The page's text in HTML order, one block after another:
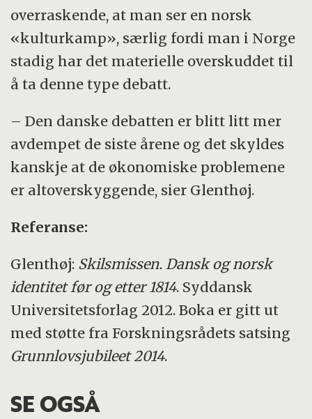
overraskende, at man ser en norsk
«kulturkamp», særlig fordi man i Norge
stadig har det materielle overskuddet til
å ta denne type debatt.
– Den danske debatten er blitt litt mer
avdempet de siste årene og det skyldes
kanskje at de økonomiske problemene
er altoverskyggende, sier Glenthøj.
Referanse:
Glenthøj: Skilsmissen. Dansk og norsk
identitet før og etter 1814. Syddansk
Universitetsforlag 2012. Boka er gitt ut
med støtte fra Forskningsrådets satsing
Grunnlovsjubileet 2014.
SE OGSÅ